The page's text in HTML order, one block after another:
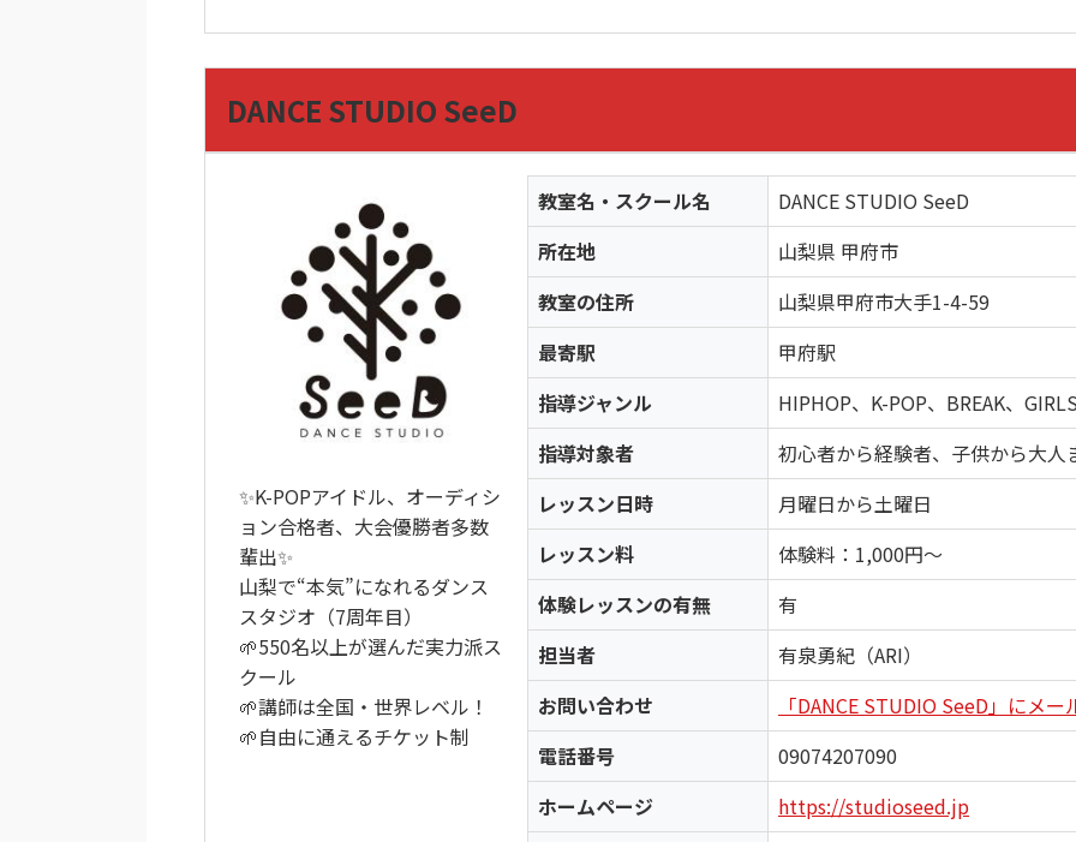
DANCE STUDIO SeeD
✨K-POPアイドル、オーディシ
ョン合格者、大会優勝者多数
輩出✨
山梨で“本気”になれるダンス
スタジオ（7周年目）
🌱550名以上が選んだ実力派ス
クール
🌱講師は全国・世界レベル！
🌱自由に通えるチケット制
教室名・スクール名
DANCE STUDIO SeeD
所在地
山梨県 甲府市
教室の住所
山梨県甲府市大手1-4-59
最寄駅
甲府駅
指導ジャンル
HIPHOP、K-POP、BREAK、
指導対象者
初心者から経験者、子供から大人
レッスン日時
月曜日から土曜日
レッスン料
体験料：1,000円～
体験レッスンの有無
有
担当者
有泉勇紀（ARI）
お問い合わせ
「DANCE STUDIO SeeD」にメ
電話番号
09074207090
ホームページ
https://studioseed.jp